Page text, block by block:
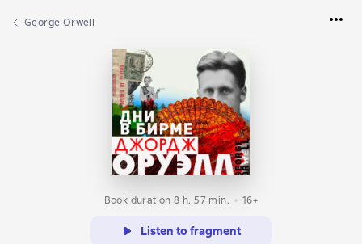
George Orwell
Book duration 8 h. 57 min. 16+
Listen to fragment